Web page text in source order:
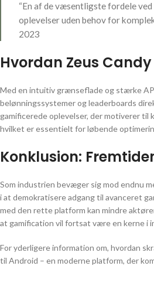
“En af de væsentligste fordele
oplevelser uden behov for
2023
Hvordan Zeus
Med en intuitiv grænseflade og stærke
belønningssystemer og leaderboards
gamificerede oplevelser, der motiverer
hvilket er essentielt for løbende
Konklusion:
Som industrien bevæger sig mod endnu
i at demokratisere adgang til avanceret
med den rette platform kan mindre
at gamification vil fortsat være en kerne i
For yderligere information om, hvordan
til Android – en moderne platform, der